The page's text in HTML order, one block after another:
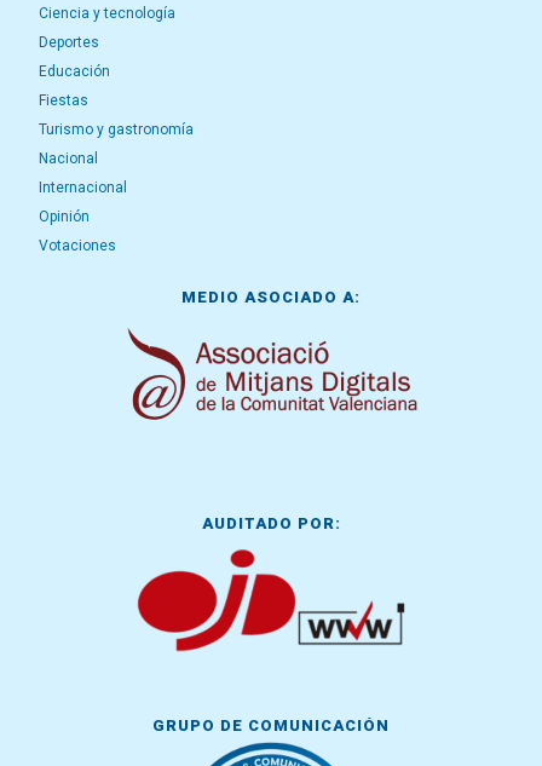
Ciencia y tecnología
Deportes
Educación
Fiestas
Turismo y gastronomía
Nacional
Internacional
Opinión
Votaciones
MEDIO ASOCIADO A:
AUDITADO POR:
GRUPO DE COMUNICACIÓN